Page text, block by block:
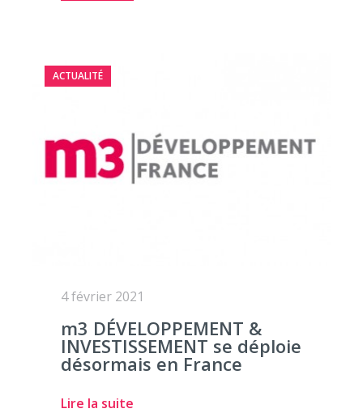
ACTUALITÉ
4 février 2021
m3 DÉVELOPPEMENT &
INVESTISSEMENT se déploie
désormais en France
Lire la suite